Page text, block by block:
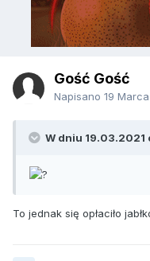
Gość Gość
Napisano 19
W dniu 19.03.2021
To jednak się opłaciło